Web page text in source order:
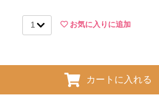
お気に入りに追加
カートに入れる